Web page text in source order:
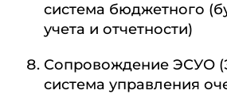
система бюджетного
учета и отчетности)
Сопровождение ЭСУО
система управления